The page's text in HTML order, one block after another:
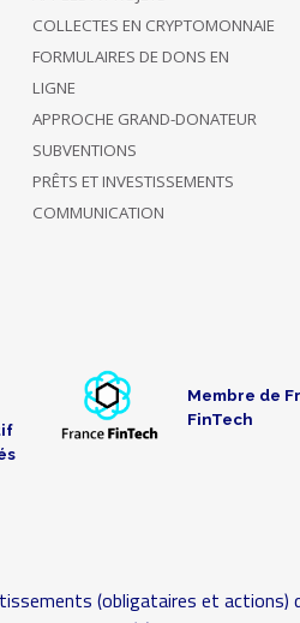
COLLECTES EN CRYPTOMONNAIE
FORMULAIRES DE DONS EN
LIGNE
APPROCHE GRAND-DONATEUR
SUBVENTIONS
PRÊTS ET INVESTISSEMENTS
COMMUNICATION
Membre de
FinTech
(obligataires et actions)